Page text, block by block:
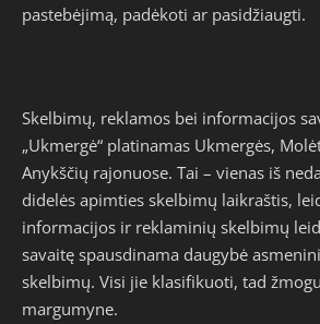
pastebėjimą, padėkoti ar pasidžiaugti.
Skelbimų, reklamos bei informacijos
„Ukmergė“ platinamas Ukmergės,
Anykščių rajonuose. Tai – vienas iš
didelės apimties skelbimų laikraštis,
informacijos ir reklaminių skelbimų
savaitę spausdinama daugybė
skelbimų. Visi jie klasifikuoti, tad
margumyne.